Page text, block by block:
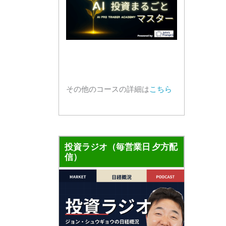
その他のコースの詳細はこちら
投資ラジオ（毎営業日 夕方配
信）